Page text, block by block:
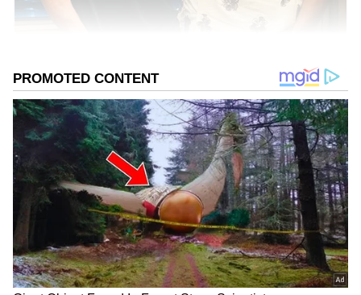
Vikram, rishab shetty
நடிகர் விக்ரமின் 62-வது திரைப்படம்
தங்கலான். பா.இரஞ்சித் இயக்கியுள்ள
இப்படம் கேஜிஎப்-ல் நடந்த உண்மை
சம்பவத்தை மையமாக வைத்து